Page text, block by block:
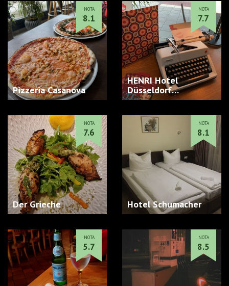
Pizzeria Casanova
NOTA
8.1
HENRI Hotel
Düsseldorf
Downtow…
NOTA
7.7
Der Grieche
NOTA
7.6
Hotel Schumacher
NOTA
8.1
NOTA
5.7
NOTA
8.5